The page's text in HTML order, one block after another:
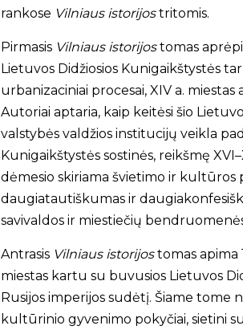
rankose Vilniaus istorijostritomis.
Pirmasis Vilniaus istorijostomas
Lietuvos Didžiosios Kunigaikštystės
urbanizaciniai procesai, XIV a.
Autoriai aptaria, kaip keitėsi šio
valstybės valdžios institucijų veikla
Kunigaikštystės sostinės, reikšmę
dėmesio skiriama švietimo ir kultūros
daugiatautiškumas ir
savivaldos ir miestiečių
Antrasis Vilniaus istorijostomas apima
miestas kartu su buvusios Lietuvos
Rusijos imperijos sudėtį. Šiame tome
kultūrinio gyvenimo pokyčiai, sietini